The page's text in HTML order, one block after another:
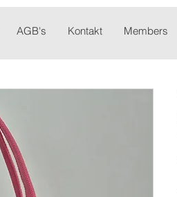
AGB's Kontakt Members